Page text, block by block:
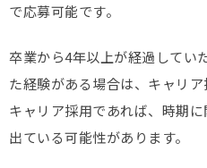
で応募可能です。
卒業から4年以上が経過してい
た経験がある場合は、キャリア
キャリア採用であれば、時期
出ている可能性があります。